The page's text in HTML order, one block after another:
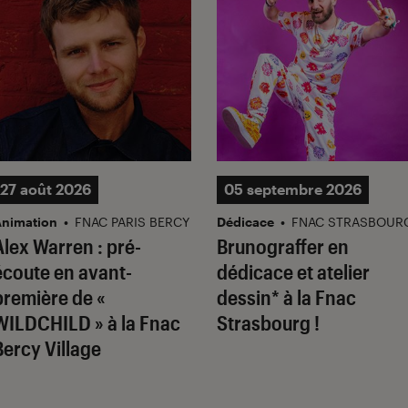
Warren : pré-
en avant-
de «
» à la Fnac
Village
27 août 2026
• FNAC PARIS BERCY
Brunograffer en
dédicace et atelier
dessin* à la Fnac
Strasbourg !
05 septembre 2026
Dédicace • FNAC